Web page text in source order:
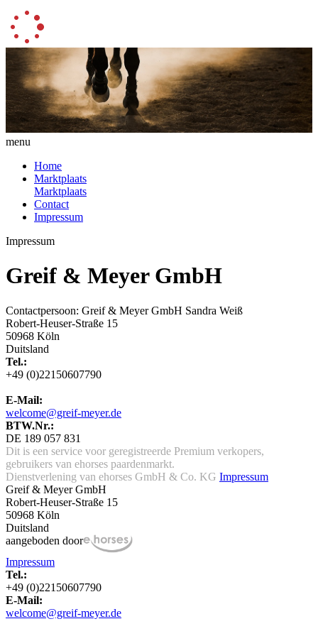
menu
Home
Marktplaats
Marktplaats
Contact
Impressum
Impressum
Greif & Meyer GmbH
Contactpersoon: Greif & Meyer GmbH Sandra Weiß
Robert-Heuser-Straße 15
50968 Köln
Duitsland
Tel.:
+49 (0)22150607790
E-Mail:
welcome@greif-meyer.de
BTW.Nr.:
DE 189 057 831
Dit is een service voor geregistreerde Premium verkopers,
gebruikers van ehorses paardenmarkt.
Dienstverlening van ehorses GmbH & Co. KG Impressum
Greif & Meyer GmbH
Robert-Heuser-Straße 15
50968 Köln
Duitsland
aangeboden door
Impressum
Tel.:
+49 (0)22150607790
E-Mail:
welcome@greif-meyer.de